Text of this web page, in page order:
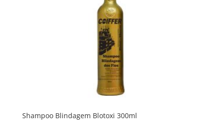
Shampoo Blindagem Blotoxi 300ml